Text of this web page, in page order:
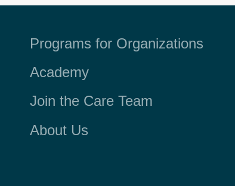
Programs for Organizations
Academy
Join the Care Team
About Us